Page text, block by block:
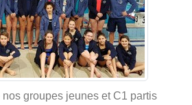
groupes jeunes et C1 partis